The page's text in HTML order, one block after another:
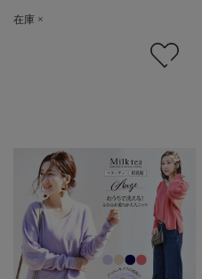
在庫 ×